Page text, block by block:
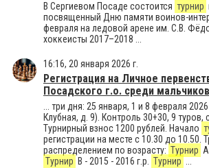
В Сергиевом Посаде состоится турнир
посвященный Дню памяти воинов-
февраля на ледовой арене им. С.В.
хоккеисты 2017–2018 ...
16:16, 20 января 2026 г.
Регистрация на Личное
Посадского г.о. среди
... три дня: 25 января, 1 и 8 февраля
Клубная, д. 9). Контроль 30+30, 9 туров,
Турнирный взнос 1200 рублей. Начало
регистрации на месте с 10.30 до 10.50.
распределением по возрасту: Турнир
Турнир В - 2015 - 2016 г.р. Турнир